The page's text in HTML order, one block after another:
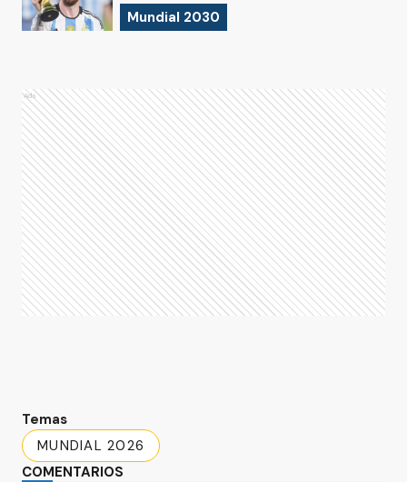
Mundial 2030
Ads
Temas
MUNDIAL 2026
COMENTARIOS